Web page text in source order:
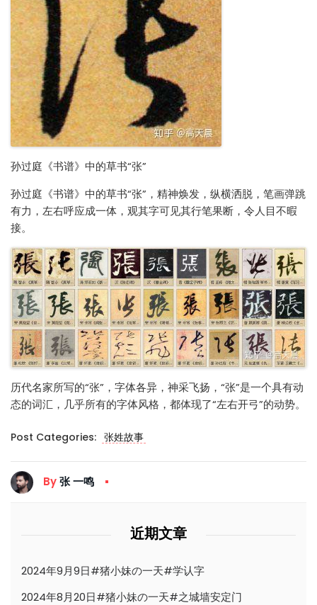
孙过庭《书谱》中的草书“张”
孙过庭《书谱》中的草书“张”，精神焕发，纵横洒脱，笔画弹跳
有力，左右呼应成一体，观其字可见其行笔果断，令人目不暇
接。
历代名家所写的“张”，字体各异，神采飞扬，“张”是一个具有动
态的词汇，几乎所有的字体风格，都体现了“左右开弓”的动势。
Post Categories: 张姓故事
By张 一鸣
近期文章
2024年9月9日#猪小妹の一天#学认字
2024年8月20日#猪小妹の一天#之城墙安定门